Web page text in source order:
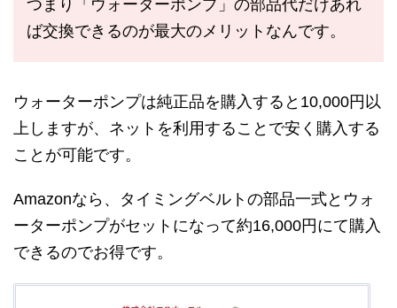
つまり「ウォーターポンプ」の部品代だけあれ
ば交換できるのが最大のメリットなんです。
ウォーターポンプは純正品を購入すると10,000円以
上しますが、ネットを利用することで安く購入する
ことが可能です。
Amazonなら、タイミングベルトの部品一式とウォ
ーターポンプがセットになって約16,000円にて購入
できるのでお得です。